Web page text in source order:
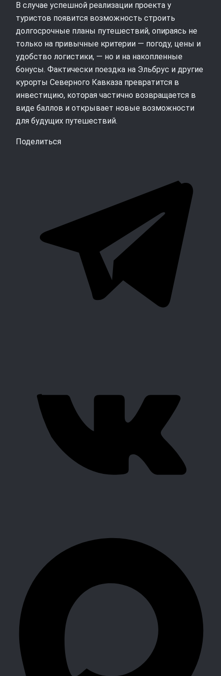
В случае успешной реализации проекта у
туристов появится возможность строить
долгосрочные планы путешествий, опираясь не
только на привычные критерии — погоду, цены и
удобство логистики, — но и на накопленные
бонусы. Фактически поездка на Эльбрус и другие
курорты Северного Кавказа превратится в
инвестицию, которая частично возвращается в
виде баллов и открывает новые возможности
для будущих путешествий.
Поделиться